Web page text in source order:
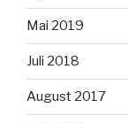
Mai 2019
Juli 2018
August 2017